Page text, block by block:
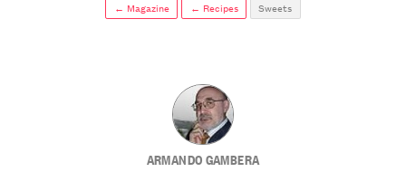
← Magazine ← Recipes Sweets
ARMANDO GAMBERA